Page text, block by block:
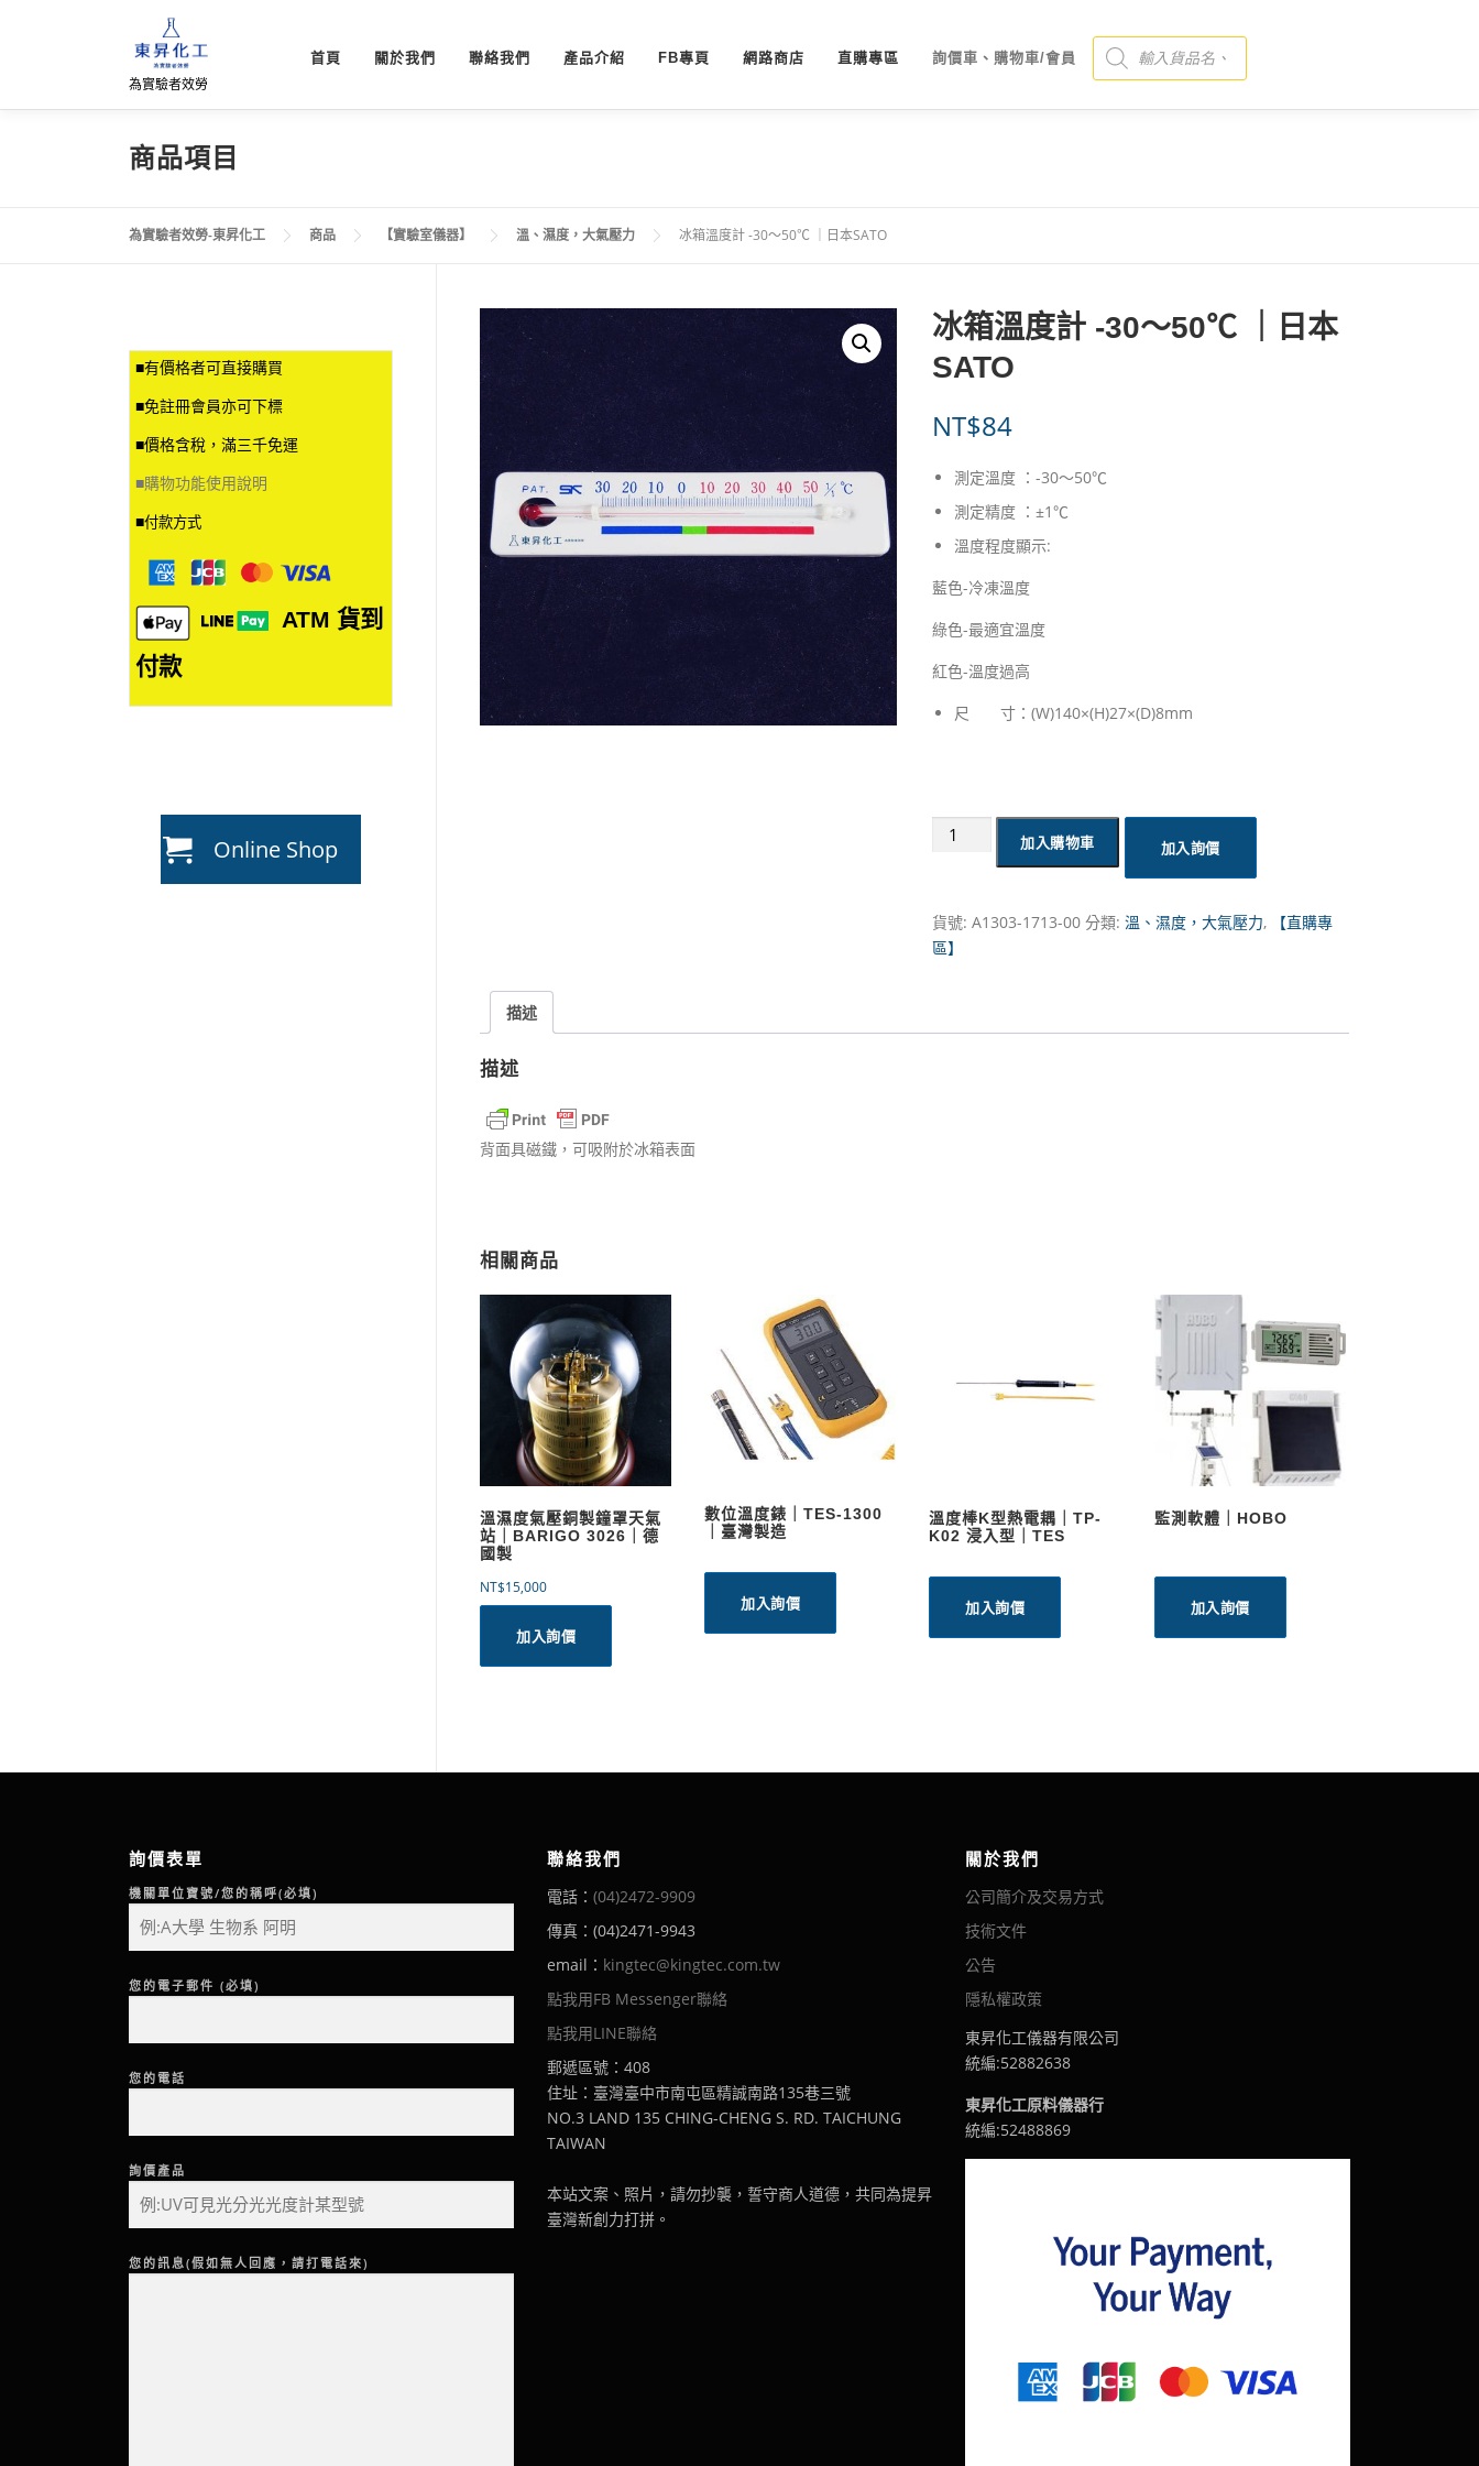
內
為實驗者效勞
首頁 關於我們 聯絡我們 產品介紹 FB專頁 網路商店 直購專區 詢價車、購物車/會員
Products search
商品項目
為實驗者效勞-東昇化工 商品 【實驗室儀器】 溫、濕度，大氣壓力 冰箱溫度計 -30～50℃ ｜日本SATO
冰箱溫度計 -30～50℃ ｜日本
SATO
NT$84
測定溫度 ：-30～50℃
測定精度 ：±1℃
溫度程度顯示:
藍色-冷凍溫度
綠色-最適宜溫度
紅色-溫度過高
尺 寸：(W)140×(H)27×(D)8mm
計
-30
｜
加入購物車 加入詢價
貨號: A1303-1713-00 分類: 溫、濕度，大氣壓力,
【直購專
區】
描述
描述
背面具磁鐵，可吸附於冰箱表面
相關商品
溫濕度氣壓銅製鐘罩天氣
站｜BARIGO 3026｜德
國製
NT$15,000
加入詢價
數位溫度錶｜TES-1300
｜臺灣製造
加入詢價
溫度棒K型熱電耦｜TP-
K02 浸入型｜TES
加入詢價
監測軟體｜HOBO
加入詢價
■有價格者可直接購買
■免註冊會員亦可下標
■價格含稅，滿三千免運
■購物功能使用說明
■付款方式
ATM 貨到
付款
Online Shop
詢價表單
機關單位寶號/您的稱呼(必填)
您的電子郵件 (必填)
您的電話
詢價產品
您的訊息(假如無人回應，請打電話來)
聯絡我們
電話： (04)2472-9909
傳真：(04)2471-9943
email： kingtec@kingtec.com.tw
點我用FB Messenger聯絡
點我用LINE聯絡
郵遞區號：408
住址：臺灣臺中市南屯區精誠南路135巷三號
NO.3 LAND 135 CHING-CHENG S. RD. TAICHUNG
TAIWAN
本站文案、照片，請勿抄襲，誓守商人道德，共同為提昇
臺灣新創力打拼。
關於我們
公司簡介及交易方式
技術文件
公告
隱私權政策
東昇化工儀器有限公司
統編:52882638
東昇化工原料儀器行
統編:52488869